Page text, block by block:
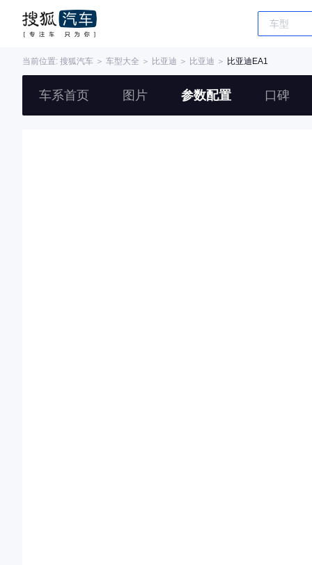
当前位置: 搜狐汽车 ＞ 车型大全 ＞ 比亚迪 ＞ 比亚迪 ＞ 比亚迪EA1
车系首页 图片 参数配置 口碑